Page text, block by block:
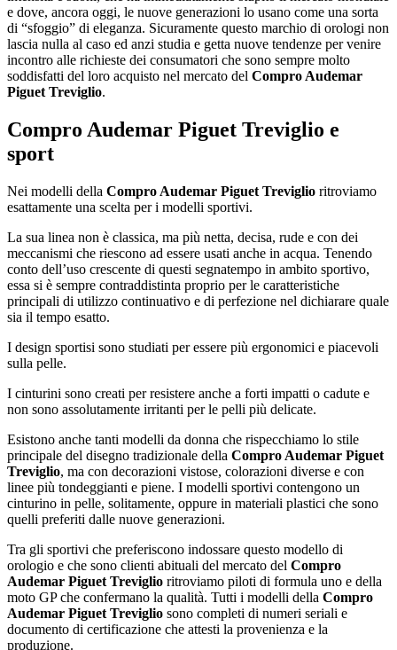
e dove, ancora oggi, le nuove generazioni lo usano come una sorta
di “sfoggio” di eleganza. Sicuramente questo marchio di orologi non
lascia nulla al caso ed anzi studia e getta nuove tendenze per venire
incontro alle richieste dei consumatori che sono sempre molto
soddisfatti del loro acquisto nel mercato del Compro Audemar
Piguet Treviglio.
Compro Audemar Piguet Treviglio e
sport
Nei modelli della Compro Audemar Piguet Treviglio ritroviamo
esattamente una scelta per i modelli sportivi.
La sua linea non è classica, ma più netta, decisa, rude e con dei
meccanismi che riescono ad essere usati anche in acqua. Tenendo
conto dell’uso crescente di questi segnatempo in ambito sportivo,
essa si è sempre contraddistinta proprio per le caratteristiche
principali di utilizzo continuativo e di perfezione nel dichiarare quale
sia il tempo esatto.
I design sportisi sono studiati per essere più ergonomici e piacevoli
sulla pelle.
I cinturini sono creati per resistere anche a forti impatti o cadute e
non sono assolutamente irritanti per le pelli più delicate.
Esistono anche tanti modelli da donna che rispecchiamo lo stile
principale del disegno tradizionale della Compro Audemar Piguet
Treviglio, ma con decorazioni vistose, colorazioni diverse e con
linee più tondeggianti e piene. I modelli sportivi contengono un
cinturino in pelle, solitamente, oppure in materiali plastici che sono
quelli preferiti dalle nuove generazioni.
Tra gli sportivi che preferiscono indossare questo modello di
orologio e che sono clienti abituali del mercato del Compro
Audemar Piguet Treviglio ritroviamo piloti di formula uno e della
moto GP che confermano la qualità. Tutti i modelli della Compro
Audemar Piguet Treviglio sono completi di numeri seriali e
documento di certificazione che attesti la provenienza e la
produzione.